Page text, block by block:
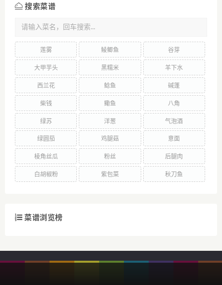
搜索菜谱
莲雾 鲮鲫鱼 谷芽
大甲芋头 黑糯米 羊下水
西兰花 鲶鱼 碱蓬
柴钱 鳓鱼 八角
绿苏 洋葱 气泡酒
绿圆茄 鸡腿菇 意面
棱角丝瓜 粉丝 后腿肉
白胡椒粉 紫包菜 秋刀鱼
菜谱浏览榜